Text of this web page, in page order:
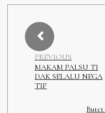
PREVIOUS
MAKAM PALSU TI
DAK SELALU NEGA
TIF
Butet